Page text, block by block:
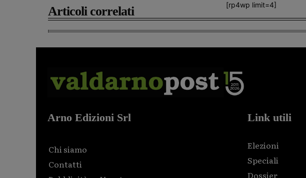
[rp4wp limit=4]
Articoli correlati
Arno Edizioni Srl
Chi siamo
Contatti
Link utili
Elezioni
Speciali
Dossier